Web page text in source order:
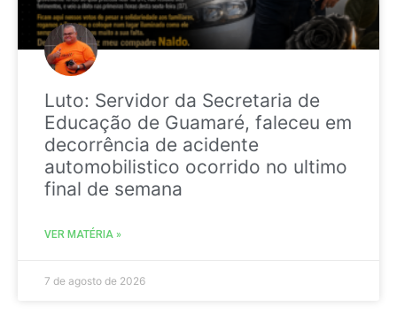
Luto: Servidor da Secretaria de
Educação de Guamaré, faleceu em
decorrência de acidente
automobilistico ocorrido no ultimo
final de semana
VER MATÉRIA »
7 de agosto de 2026